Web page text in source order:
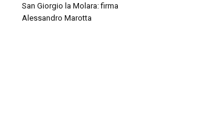
San Giorgio la Molara: firma
Alessandro Marotta